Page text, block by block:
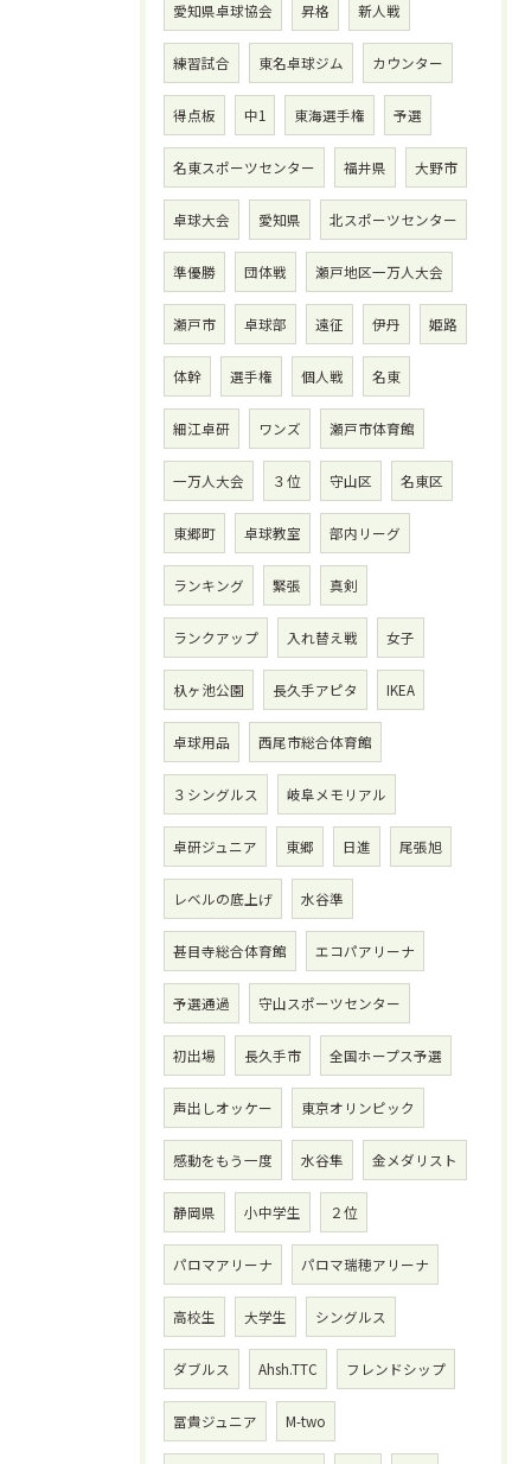
愛知県卓球協会 昇格 新人戦
練習試合 東名卓球ジム カウンター
得点板 中1 東海選手権 予選
名東スポーツセンター 福井県 大野市
卓球大会 愛知県 北スポーツセンター
準優勝 団体戦 瀬戸地区一万人大会
瀬戸市 卓球部 遠征 伊丹 姫路
体幹 選手権 個人戦 名東
細江卓研 ワンズ 瀬戸市体育館
一万人大会 ３位 守山区 名東区
東郷町 卓球教室 部内リーグ
ランキング 緊張 真剣
ランクアップ 入れ替え戦 女子
杁ヶ池公園 長久手アピタ IKEA
卓球用品 西尾市総合体育館
３シングルス 岐阜メモリアル
卓研ジュニア 東郷 日進 尾張旭
レベルの底上げ 水谷準
甚目寺総合体育館 エコパアリーナ
予選通過 守山スポーツセンター
初出場 長久手市 全国ホープス予選
声出しオッケー 東京オリンピック
感動をもう一度 水谷隼 金メダリスト
静岡県 小中学生 ２位
パロマアリーナ パロマ瑞穂アリーナ
高校生 大学生 シングルス
ダブルス Ahsh.TTC フレンドシップ
冨貴ジュニア M-two